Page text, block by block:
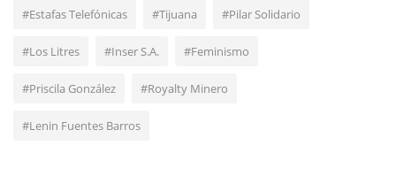
#Estafas Telefónicas #Tijuana #Pilar Solidario
#Los Litres #Inser S.A. #Feminismo
#Priscila González #Royalty Minero
#Lenin Fuentes Barros